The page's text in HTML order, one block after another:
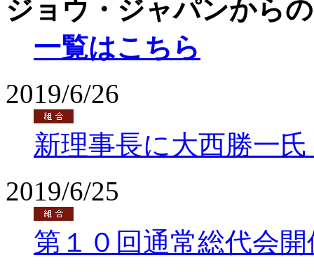
ジョウ・ジャパンから
一覧はこちら
2019/6/26
新理事長に大西勝一
2019/6/25
第１０回通常総代会開